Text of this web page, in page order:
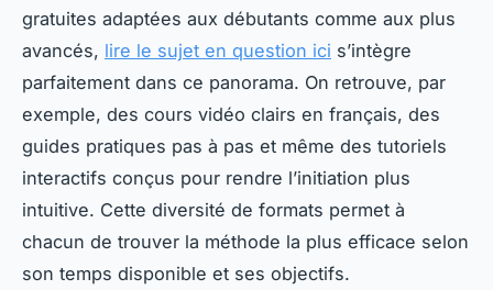
gratuites adaptées aux débutants comme aux plus
avancés, lire le sujet en question ici s’intègre
parfaitement dans ce panorama. On retrouve, par
exemple, des cours vidéo clairs en français, des
guides pratiques pas à pas et même des tutoriels
interactifs conçus pour rendre l’initiation plus
intuitive. Cette diversité de formats permet à
chacun de trouver la méthode la plus efficace selon
son temps disponible et ses objectifs.